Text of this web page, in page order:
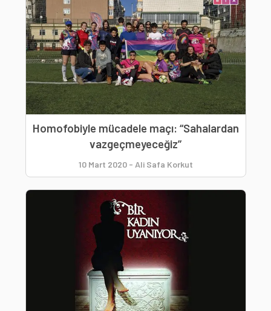
Homofobiyle mücadele maçı: “Sahalardan
vazgeçmeyeceğiz”
10 Mart 2020 - Ali Safa Korkut